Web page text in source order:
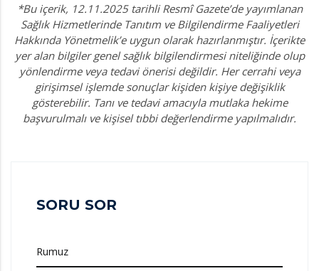
*Bu içerik, 12.11.2025 tarihli Resmî Gazete’de yayımlanan
Sağlık Hizmetlerinde Tanıtım ve Bilgilendirme Faaliyetleri
Hakkında Yönetmelik’e uygun olarak hazırlanmıştır. İçerikte
yer alan bilgiler genel sağlık bilgilendirmesi niteliğinde olup
yönlendirme veya tedavi önerisi değildir. Her cerrahi veya
girişimsel işlemde sonuçlar kişiden kişiye değişiklik
gösterebilir. Tanı ve tedavi amacıyla mutlaka hekime
başvurulmalı ve kişisel tıbbi değerlendirme yapılmalıdır.
SORU SOR
Rumuz